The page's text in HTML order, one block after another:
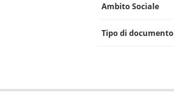
Ambito Sociale
Tipo di documento